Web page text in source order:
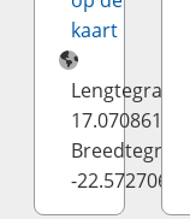
kaart
Lengtegraad:
17.070861
Breedtegraad:
-22.572706